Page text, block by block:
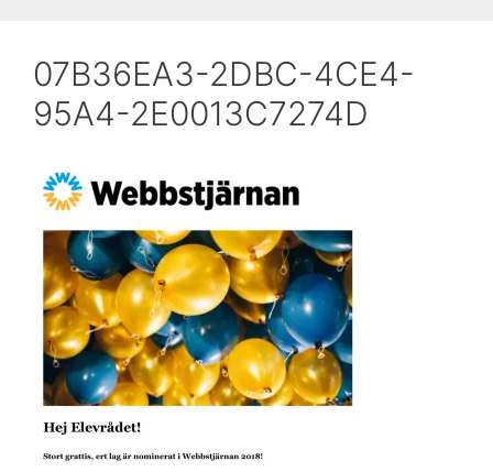
07B36EA3-2DBC-4CE4-
95A4-2E0013C7274D